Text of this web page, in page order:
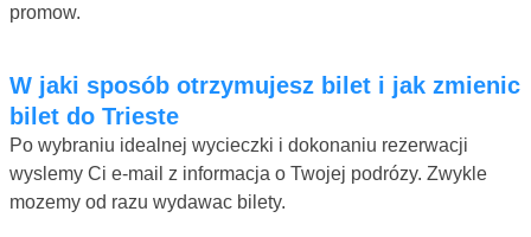
promow.
W jaki sposób otrzymujesz bilet i jak zmienic
bilet do Trieste
Po wybraniu idealnej wycieczki i dokonaniu rezerwacji
wyslemy Ci e-mail z informacja o Twojej podrózy. Zwykle
mozemy od razu wydawac bilety.